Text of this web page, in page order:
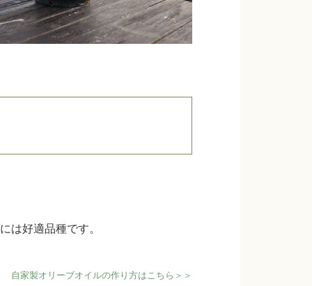
は好適品種です。
自家製オリーブオイルの作り方はこちら＞＞